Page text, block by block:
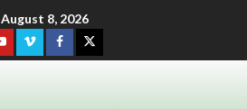
August 8, 2026